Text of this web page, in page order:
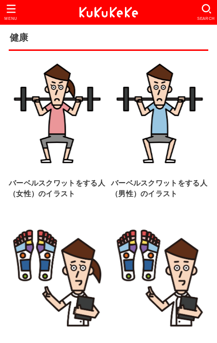
SEARCH
MENU
健康
バーベルスクワットをする人
（女性）のイラスト
バーベルスクワットをする人
（男性）のイラスト